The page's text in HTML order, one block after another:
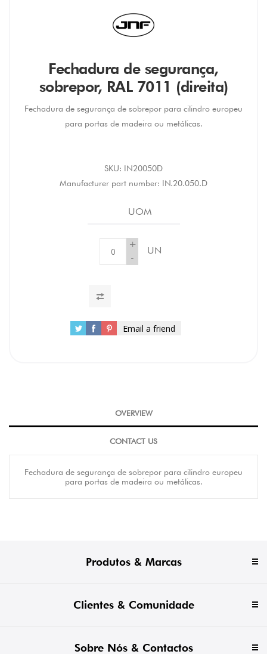
Fechadura de segurança,
sobrepor, RAL 7011 (direita)
Fechadura de segurança de sobrepor para cilindro europeu
para portas de madeira ou metálicas.
SKU: IN20050D
Manufacturer part number: IN.20.050.D
UOM
+
-
UN
Email a friend
OVERVIEW
CONTACT US
Fechadura de segurança de sobrepor para cilindro europeu
para portas de madeira ou metálicas.
Produtos & Marcas
Clientes & Comunidade
Sobre Nós & Contactos